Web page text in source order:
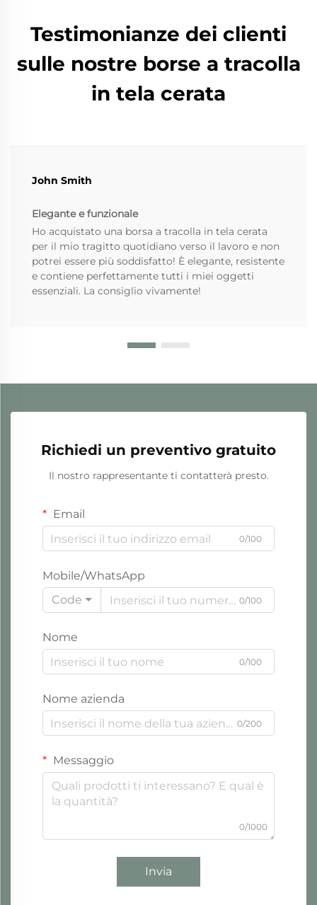
Testimonianze dei clienti
sulle nostre borse a tracolla
in tela cerata
John Smith
Elegante e funzionale
Ho acquistato una borsa a tracolla in tela cerata
per il mio tragitto quotidiano verso il lavoro e non
potrei essere più soddisfatto! È elegante, resistente
e contiene perfettamente tutti i miei oggetti
essenziali. La consiglio vivamente!
Richiedi un preventivo gratuito
Il nostro rappresentante ti contatterà presto.
Email
0/100
Mobile/WhatsApp
Code
0/100
Nome
0/100
Nome azienda
0/200
Messaggio
0/1000
Invia